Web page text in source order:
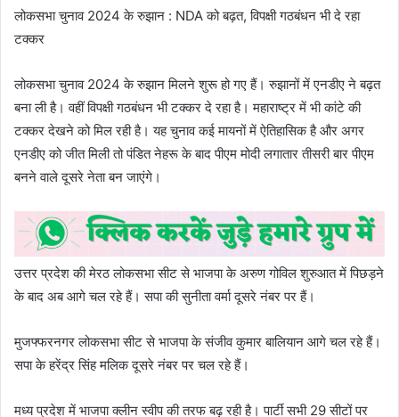
लोकसभा चुनाव 2024 के रुझान : NDA को बढ़त, विपक्षी गठबंधन भी दे रहा
टक्कर
लोकसभा चुनाव 2024 के रुझान मिलने शुरू हो गए हैं। रुझानों में एनडीए ने बढ़त
बना ली है। वहीं विपक्षी गठबंधन भी टक्कर दे रहा है। महाराष्ट्र में भी कांटे की
टक्कर देखने को मिल रही है। यह चुनाव कई मायनों में ऐतिहासिक है और अगर
एनडीए को जीत मिली तो पंडित नेहरू के बाद पीएम मोदी लगातार तीसरी बार पीएम
बनने वाले दूसरे नेता बन जाएंगे।
उत्तर प्रदेश की मेरठ लोकसभा सीट से भाजपा के अरुण गोविल शुरुआत में पिछड़ने
के बाद अब आगे चल रहे हैं। सपा की सुनीता वर्मा दूसरे नंबर पर हैं।
मुजफ्फरनगर लोकसभा सीट से भाजपा के संजीव कुमार बालियान आगे चल रहे हैं।
सपा के हरेंद्र सिंह मलिक दूसरे नंबर पर चल रहे हैं।
मध्य प्रदेश में भाजपा क्लीन स्वीप की तरफ बढ़ रही है। पार्टी सभी 29 सीटों पर